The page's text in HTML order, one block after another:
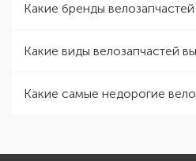
Какие бренды
Какие виды велозапчастей
Какие самые недорогие